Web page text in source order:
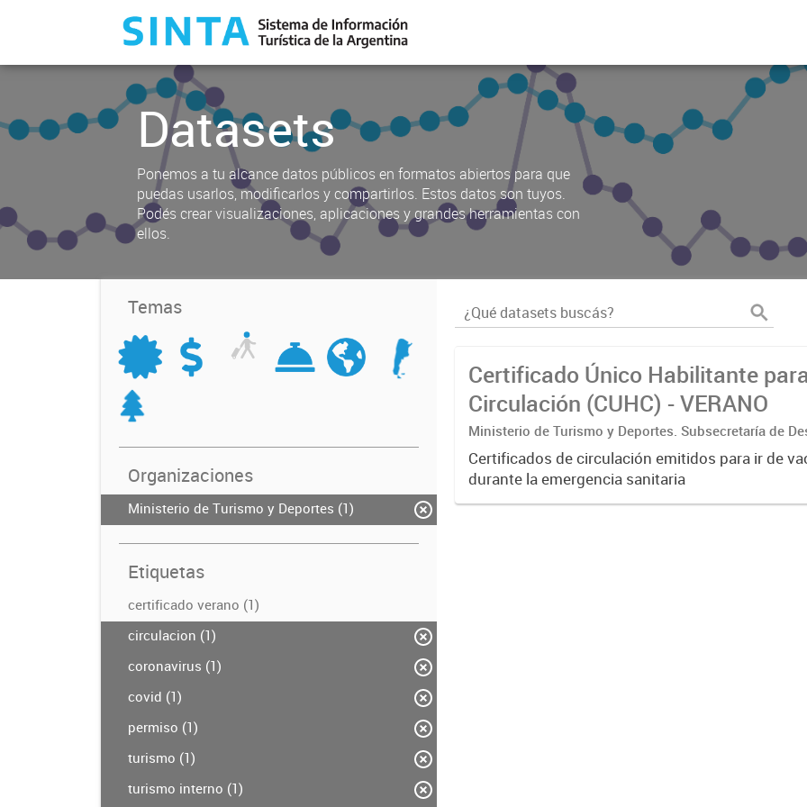
Datasets
Ponemos a tu alcance datos públicos en formatos abiertos para que
puedas usarlos, modificarlos y compartirlos. Estos datos son tuyos.
Podés crear visualizaciones, aplicaciones y grandes herramientas con
ellos.
Temas
Organizaciones
Ministerio de Turismo y Deportes (1)
Etiquetas
certificado verano (1)
circulacion (1)
coronavirus (1)
covid (1)
permiso (1)
turismo (1)
turismo interno (1)
Certificado Único Habilitante
Circulación (CUHC) - VERANO
Ministerio de Turismo y Deportes. Subsecretaría de
Estratégico. Dirección Nacional de Mercados y
Certificados de circulación emitidos para ir de
durante la emergencia sanitaria